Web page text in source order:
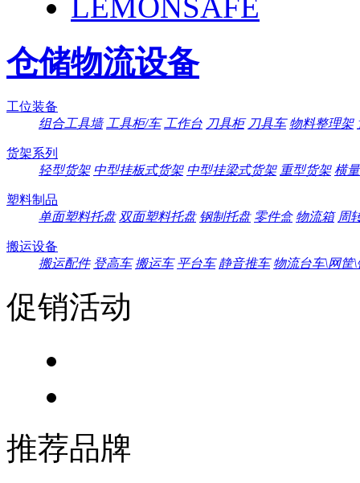
仓储物流设备
工位装备
组合工具墙 工具柜/车 工作台 刀具柜 刀具车 物料整理架
货架系列
轻型货架 中型挂板式货架 中型挂梁式货架 重型货架 横
塑料制品
单面塑料托盘 双面塑料托盘 钢制托盘 零件盒 物流箱 周
搬运设备
搬运配件 登高车 搬运车 平台车 静音推车 物流台车\网筐
促销活动
推荐品牌